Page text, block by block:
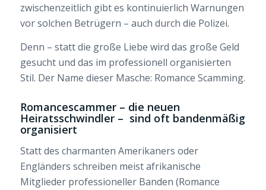
zwischenzeitlich gibt es kontinuierlich Warnungen
vor solchen Betrügern – auch durch die Polizei.
Denn – statt die große Liebe wird das große Geld
gesucht und das im professionell organisierten
Stil. Der Name dieser Masche: Romance Scamming.
Romancescammer – die neuen
Heiratsschwindler – sind oft bandenmäßig
organisiert
Statt des charmanten Amerikaners oder
Engländers schreiben meist afrikanische
Mitglieder professioneller Banden (Romance